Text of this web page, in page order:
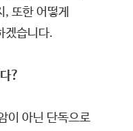
또한 어떻게
겠습니다.
?
이 아닌 단독으로